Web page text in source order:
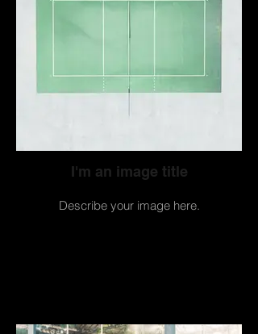
I'm an image title
Describe your image here.